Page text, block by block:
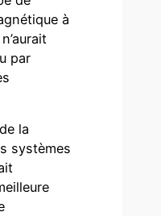
à
par
la
systèmes